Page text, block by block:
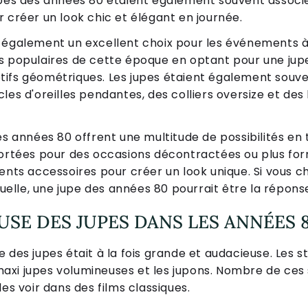
créer un look chic et élégant en journée.
également un excellent choix pour les événements
populaires de cette époque en optant pour une
géométriques. Les jupes étaient également
d'oreilles pendantes, des colliers oversize et
années 80 offrent une multitude de possibilités
pour des occasions décontractées ou plus
accessoires pour créer un look unique. Si vous
une jupe des années 80 pourrait être la
DES JUPES DANS LES ANNÉES
des jupes était à la fois grande et audacieuse. Les
jupes volumineuses et les jupons. Nombre de
voir dans des films classiques.